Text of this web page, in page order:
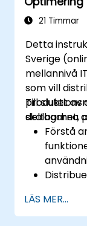
21 Timmar
Detta
Sverige
mellannivå
som vill
skalbarhet,
Till slutet av
deltagarna
Förstå
och
LÄS MER...